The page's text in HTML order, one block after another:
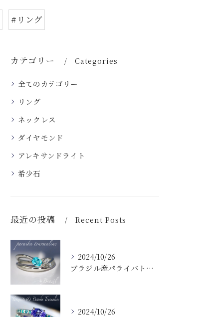
#リング
カテゴリー Categories
全てのカテゴリー
リング
ネックレス
ダイヤモンド
アレキサンドライト
希少石
最近の投稿 Recent Posts
2024/10/26
ブラジル産パライバトルマリンダイヤモンドリング✨MONAコレクション
2024/10/26